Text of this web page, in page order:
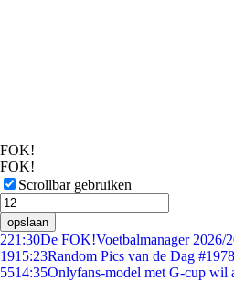
FOK!
FOK!
Scrollbar gebruiken
opslaan
221:30De FOK!Voetbalmanager 2026/
1915:23Random Pics van de Dag #1978
5514:35Onlyfans-model met G-cup wil